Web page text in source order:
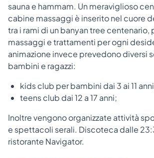
sauna e hammam. Un meraviglioso
cabine massaggi è inserito nel cuore
tra i rami di un banyan tree centenario,
massaggi e trattamenti per ogni
animazione invece prevedono diversi
bambini e ragazzi:
kids club per bambini dai 3 ai 11
teens club dai 12 a 17 anni;
Inoltre vengono organizzate attività
e spettacoli serali. Discoteca dalle
ristorante Navigator.